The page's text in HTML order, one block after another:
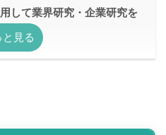
して業界研究・企業研究を